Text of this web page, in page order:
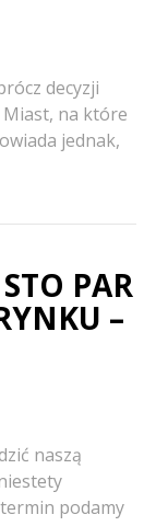
decyzji
Miast, na które
jednak,
PAR
–
naszą
podamy